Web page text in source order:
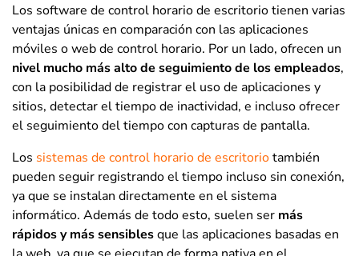
Los software de control horario de escritorio tienen varias
ventajas únicas en comparación con las aplicaciones
móviles o web de control horario. Por un lado, ofrecen un
nivel mucho más alto de seguimiento de los empleados,
con la posibilidad de registrar el uso de aplicaciones y
sitios, detectar el tiempo de inactividad, e incluso ofrecer
el seguimiento del tiempo con capturas de pantalla.
Los sistemas de control horario de escritoriotambién
pueden seguir registrando el tiempo incluso sin conexión,
ya que se instalan directamente en el sistema
informático. Además de todo esto, suelen ser más
rápidos y más sensiblesque las aplicaciones basadas en